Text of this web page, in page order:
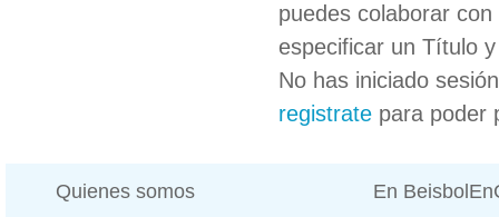
puedes colaborar
especificar un Título
No has iniciado
registrate para poder
Quienes somos En